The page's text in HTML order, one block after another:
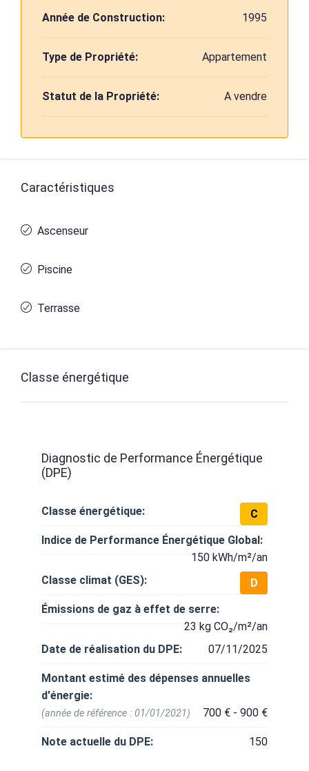
Année de Construction: 1995
Type de Propriété: Appartement
Statut de la Propriété: A vendre
Caractéristiques
Ascenseur
Piscine
Terrasse
Classe énergétique
Diagnostic de Performance Énergétique
(DPE)
Classe énergétique:
C
Indice de Performance Énergétique Global:
150 kWh/m²/an
Classe climat (GES):
D
Émissions de gaz à effet de serre:
23 kg CO₂/m²/an
Date de réalisation du DPE:
07/11/2025
Montant estimé des dépenses annuelles
d'énergie:
700 € - 900 €
(année de référence : 01/01/2021)
Note actuelle du DPE: 150